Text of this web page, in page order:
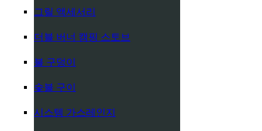
그릴 액세서리
더블 버너 캠핑 스토브
불 구덩이
숯불 구이
시스템 가스레인지